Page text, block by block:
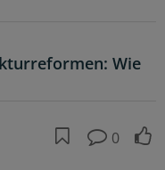
Wie
0